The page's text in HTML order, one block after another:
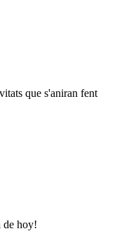
que s'aniran fent
de hoy!